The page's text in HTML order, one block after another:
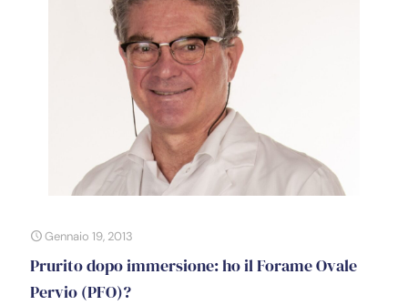
Gennaio 19, 2013
Prurito dopo immersione: ho il Forame Ovale
Pervio (PFO)?